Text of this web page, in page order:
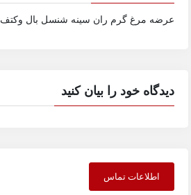
عرضه مرغ گرم ران سینه شنسل بال وکتف
دیدگاه خود را بیان کنید
اطلاعات تماس